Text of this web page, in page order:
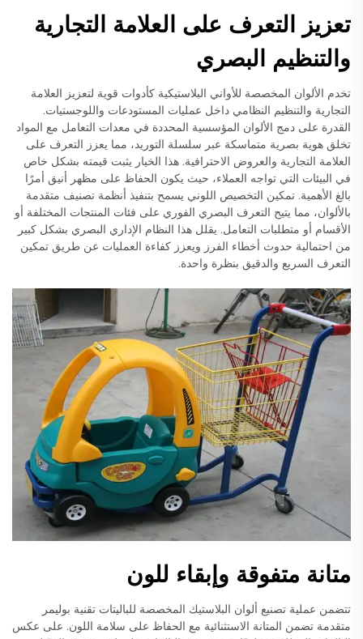
تعزيز التعرف على العلامة التجارية
والتنظيم البصري
تخدم الألوان المخصصة للأواني البلاستيكية كأدوات قوية لتعزيز العلامة
التجارية والتنظيم النظامي داخل عمليات المستودعات واللوجستيات.
القدرة على دمج الألوان المؤسسية المحددة في معدات التعامل مع المواد
تخلق هوية بصرية متماسكة عبر سلسلة التوريد، مما يعزز التعرف على
العلامة التجارية والعروض الاحترافية. هذا الخيار يثبت قيمته بشكل خاص
في البيئات التي تواجه العملاء، حيث يكون الحفاظ على مظهر أنيق أمرًا
بالغ الأهمية. تمكين التخصيص اللوني يسمح بتنفيذ أنظمة تصنيف متقدمة
بالألوان، مما يتيح التعرف البصري الفوري على فئات المنتجات المختلفة أو
الأقسام أو متطلبات التعامل. يقلل هذا النظام الإداري البصري بشكل كبير
من احتمالية حدوث أخطاء الفرز ويعزز كفاءة العمليات عن طريق تمكين
التعرف السريع والدقيق بنظرة واحدة.
متانة متفوقة وإبقاء للون
تتضمن عملية تصنيع ألوان البلاستيك المخصصة للباليتات تقنية بوليمر
متقدمة تضمن المتانة الاستثنائية مع الحفاظ على سلامة اللون. على عكس